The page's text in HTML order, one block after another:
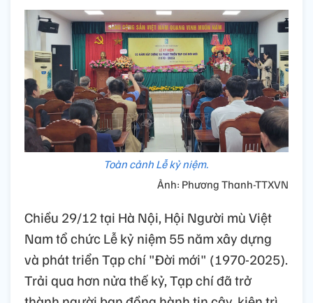
Toàn cảnh Lễ kỷ niệm.
Ảnh: Phương Thanh-TTXVN
Chiều 29/12 tại Hà Nội, Hội Người mù Việt
Nam tổ chức Lễ kỷ niệm 55 năm xây dựng
và phát triển Tạp chí "Đời mới" (1970-2025).
Trải qua hơn nửa thế kỷ, Tạp chí đã trở